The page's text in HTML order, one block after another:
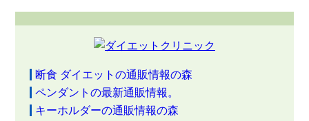
断食 ダイエットの通販情報の森
ペンダントの最新通販情報。
キーホルダーの通販情報の森